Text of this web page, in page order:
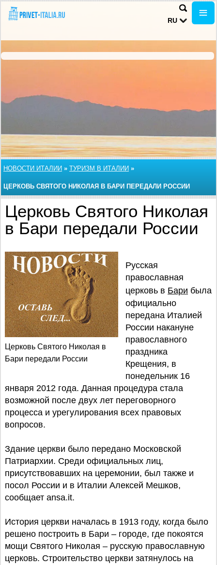
RU
НОВОСТИ ИТАЛИИ » ТУРИЗМ В ИТАЛИИ »
ЦЕРКОВЬ СВЯТОГО НИКОЛАЯ В БАРИ ПЕРЕДАЛИ РОССИИ
Церковь Святого Николая
в Бари передали России
Церковь Святого Николая в
Бари передали России
Русская
православная
церковь в Бари была
официально
передана Италией
России накануне
православного
праздника
Крещения, в
понедельник 16
января 2012 года. Данная процедура стала
возможной после двух лет переговорного
процесса и урегулирования всех правовых
вопросов.
Здание церкви было передано Московской
Патриархии. Среди официальных лиц,
присутствовавших на церемонии, был также и
посол России и в Италии Алексей Мешков,
сообщает ansa.it.
История церкви началась в 1913 году, когда было
решено построить в Бари – городе, где покоятся
мощи Святого Николая – русскую православную
церковь. Строительство церкви затянулось на